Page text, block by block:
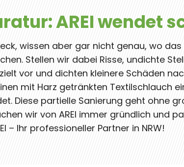
AREI wendet
wissen aber gar nicht genau, wo
Stellen wir dabei Risse, undichte
vor und dichten kleinere Schäden
mit Harz getränkten Textilschlauch
Diese partielle Sanierung geht ohne
wir von AREI immer gründlich und
– Ihr professioneller Partner in NRW!